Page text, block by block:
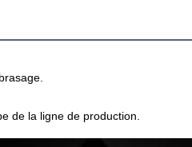
de la ligne de production.